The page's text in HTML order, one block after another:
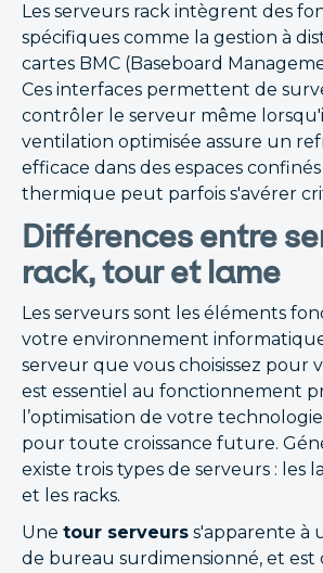
Les serveurs rack intègrent des
spécifiques comme la gestion à
cartes BMC (Baseboard
Ces interfaces permettent de
contrôler le serveur même
ventilation optimisée assure un
efficace dans des espaces
thermique peut parfois s'avérer
Différences entre
rack, tour et lame
Les serveurs sont les éléments
votre environnement
serveur que vous choisissez pour
est essentiel au fonctionnement
l’optimisation de votre
pour toute croissance future.
existe trois types de serveurs : les
et les racks.
Une tour serveurs s'apparente à
de bureau surdimensionné, et